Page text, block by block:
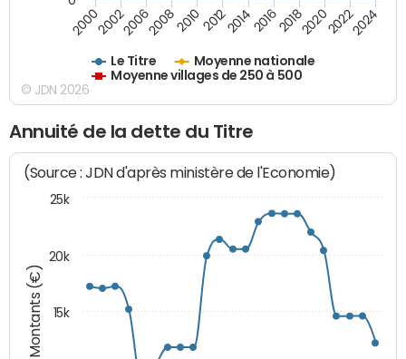
Le Titre
Moyenne nationale
Moyenne villages de 250 à 500
200020022006200820102012201420162018202020222024
© JDN 2026
Annuité de la dette du Titre
Montants (€)
(Source : JDN d'après ministère de l'Economie)
15k
20k
25k